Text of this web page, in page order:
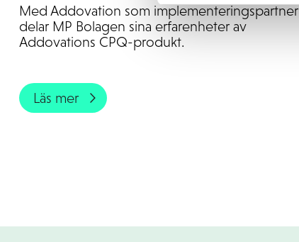
Läs mer
Med Addovation som implementeringspartner
delar MP Bolagen sina erfarenheter av
Addovations CPQ-produkt.